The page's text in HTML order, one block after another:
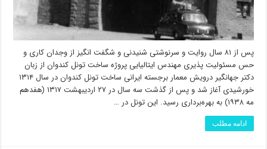
پس از ۸۱ سال روایت و سرنوشتی شنیدنی و شگفت انگیز از وجدان کاری و
حس مسئولیت پذیری مهندس ایتالیایی پروژه ساخت تونل کندوان از زبان
دکتر جهانگیر درویش معمار برجسته ایرانی ساخت تونل کندوان در سال ۱۳۱۴
خورشیدی آغاز شد و پس از گذشت سه سال در ۲۷ اردیبهشت ۱۳۱۷ (هفدهم
مه ۱۹۳۸) به بهره‌برداری رسید. این تونل در …
ادامه مطلب